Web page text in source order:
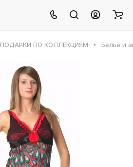
ПОДАРКИ ПО КОЛЛЕКЦИЯМ Бельё и